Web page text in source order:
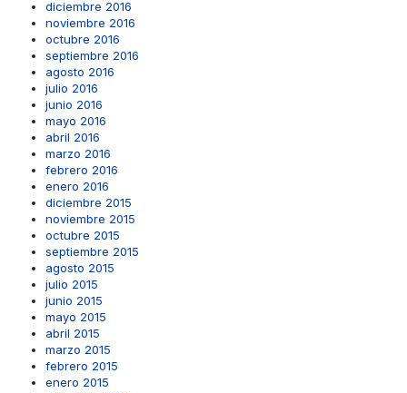
diciembre 2016
noviembre 2016
octubre 2016
septiembre 2016
agosto 2016
julio 2016
junio 2016
mayo 2016
abril 2016
marzo 2016
febrero 2016
enero 2016
diciembre 2015
noviembre 2015
octubre 2015
septiembre 2015
agosto 2015
julio 2015
junio 2015
mayo 2015
abril 2015
marzo 2015
febrero 2015
enero 2015